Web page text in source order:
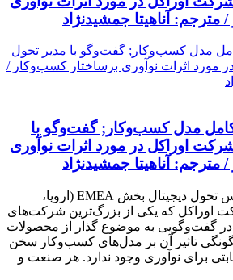
آناهیتا جمشیدنژاد
مدل کسب‌و‌کار; گفت‌وگو با
اوراکل در مورد اثرات نوآوری
آناهیتا جمشیدنژاد
مایکل بدنار- برندت، رئیس تحول دیجیتال بخش EMEA (اروپا،
اوراکل که یکی از بزرگ‌ترین شرکت‌های
گفت‌وگویی به موضوع گذار از محصولات
تاثیر آن بر مدل‌های کسب‌و‌کار سخن
برای نوآوری وجود ندارد. هر صنعت و